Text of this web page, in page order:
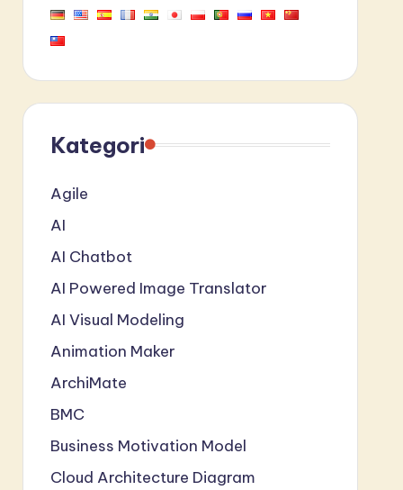
Kategori
Agile
AI
AI Chatbot
AI Powered Image Translator
AI Visual Modeling
Animation Maker
ArchiMate
BMC
Business Motivation Model
Cloud Architecture Diagram